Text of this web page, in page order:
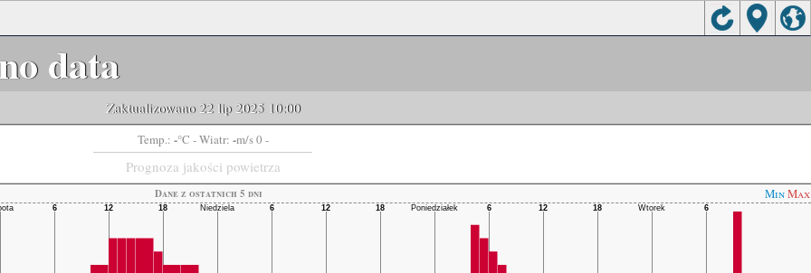
data
Zaktualizowano 22 lip 2025 10:00
Temp.: -°C - Wiatr: -m/s 0 -
Prognoza jakości powietrza
Dane z ostatnich 5 dni MinMax